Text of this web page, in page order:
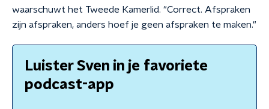
waarschuwt het Tweede Kamerlid. "Correct. Afspraken
zijn afspraken, anders hoef je geen afspraken te maken."
Luister Sven in je favoriete
podcast-app